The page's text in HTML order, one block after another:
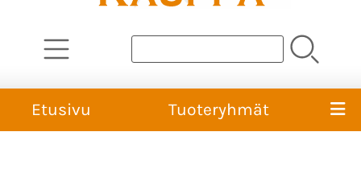
Etusivu Tuoteryhmät